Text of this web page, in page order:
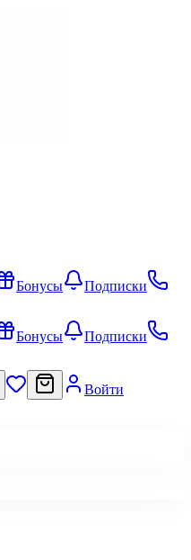
Бонусы
Подписки
Бонусы
Подписки
Войти